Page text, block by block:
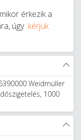
érkezik a
úgy kérjük
Weidmüller
1000